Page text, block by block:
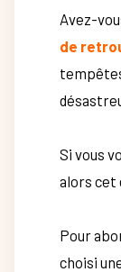
Avez-
de
Si vous
alors cet
Pour
choisi